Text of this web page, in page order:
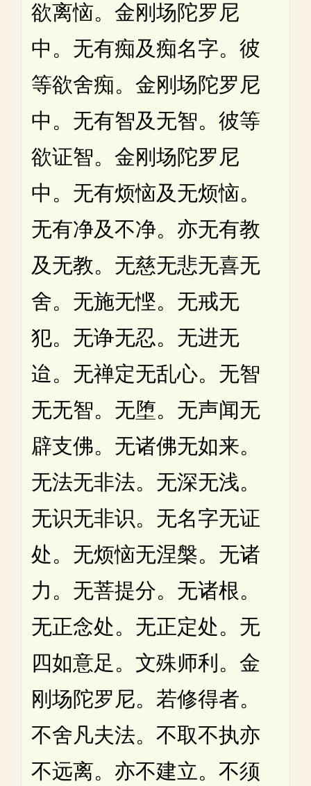
欲离恼。金刚场陀罗尼
中。无有痴及痴名字。彼
等欲舍痴。金刚场陀罗尼
中。无有智及无智。彼等
欲证智。金刚场陀罗尼
中。无有烦恼及无烦恼。
无有净及不净。亦无有教
及无教。无慈无悲无喜无
舍。无施无悭。无戒无
犯。无诤无忍。无进无
迨。无禅定无乱心。无智
无无智。无堕。无声闻无
辟支佛。无诸佛无如来。
无法无非法。无深无浅。
无识无非识。无名字无证
处。无烦恼无涅槃。无诸
力。无菩提分。无诸根。
无正念处。无正定处。无
四如意足。文殊师利。金
刚场陀罗尼。若修得者。
不舍凡夫法。不取不执亦
不远离。亦不建立。不须